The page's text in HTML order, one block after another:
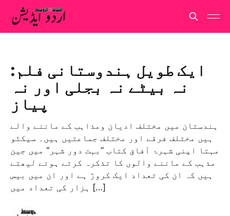
ایک طویل ہندوستانی فلم:
نہ بیٹے نہ بجلی اور نہ
پیاز
ہندستان میں مختلف ادیان ومذاہب کے ماننے والے
ہیں مختلف فرقے اور مختلف جماعتیں ہیں۔ سیکٹو
مہتا اپنی شہرۂ آفاق کتاب ”بہت دور شہر“ میں جین
مذہب کے ماننے والوں کا تذکرہ کرتے ہوئے لیھتے
ہیں کہ ان کی تعداد ایک کروڑ ہے اور ان میں بیس
ہزار کی تعداد میں […]